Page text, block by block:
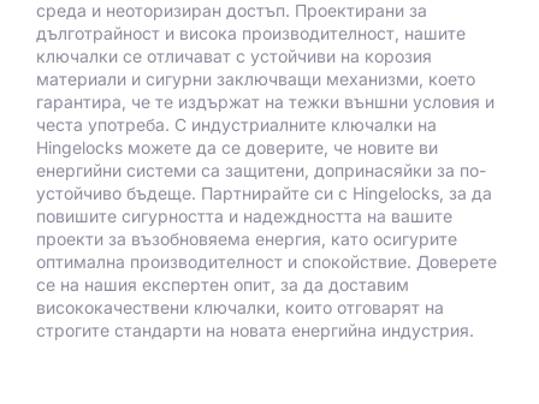
среда и неоторизиран достъп. Проектирани за
дълготрайност и висока производителност, нашите
ключалки се отличават с устойчиви на корозия
материали и сигурни заключващи механизми, което
гарантира, че те издържат на тежки външни условия и
честа употреба. С индустриалните ключалки на
Hingelocks можете да се доверите, че новите ви
енергийни системи са защитени, допринасяйки за по-
устойчиво бъдеще. Партнирайте си с Hingelocks, за да
повишите сигурността и надеждността на вашите
проекти за възобновяема енергия, като осигурите
оптимална производителност и спокойствие. Доверете
се на нашия експертен опит, за да доставим
висококачествени ключалки, които отговарят на
строгите стандарти на новата енергийна индустрия.